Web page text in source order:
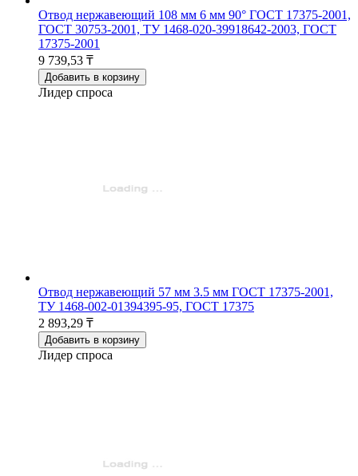
Отвод нержавеющий 108 мм 6 мм 90° ГОСТ 17375-2001,
ГОСТ 30753-2001, ТУ 1468-020-39918642-2003, ГОСТ
17375-2001
9 739,53 ₸
Добавить в корзину
Лидер спроса
Отвод нержавеющий 57 мм 3.5 мм ГОСТ 17375-2001,
ТУ 1468-002-01394395-95, ГОСТ 17375
2 893,29 ₸
Добавить в корзину
Лидер спроса